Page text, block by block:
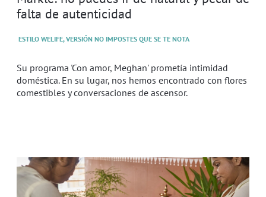
falta de autenticidad
ESTILO WELIFE, VERSIÓN NO IMPOSTES QUE SE TE NOTA
Su programa 'Con amor, Meghan' prometía intimidad
doméstica. En su lugar, nos hemos encontrado con flores
comestibles y conversaciones de ascensor.